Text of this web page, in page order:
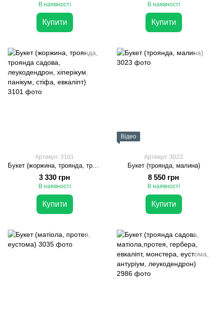
В наявності
Купити
В наявності
Купити
Артикул: 3101
Букет (жоржина, троянда, троянда садова, леукодендрон, хіперікум, панікум, стіфа, евкаліпт)
3 330 грн
В наявності
Купити
Відео
Артикул: 3023
Букет (троянда, малина)
8 550 грн
В наявності
Купити